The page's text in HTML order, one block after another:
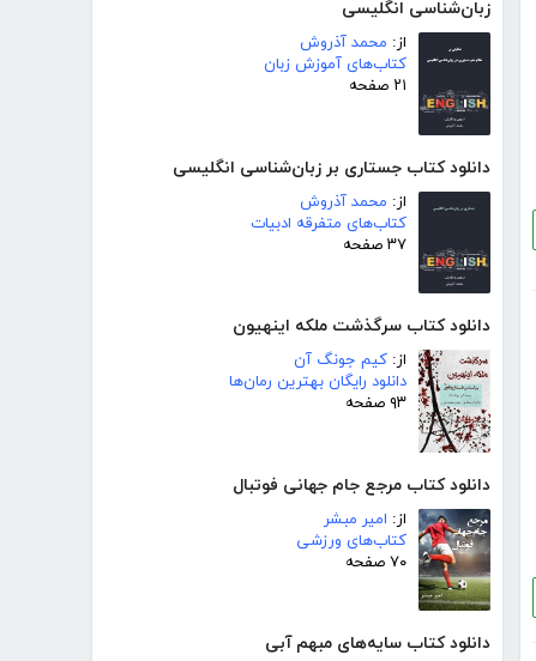
زبان‌شناسی انگلیسی
از: محمد آذروش
کتاب‌های آموزش زبان
۲۱ صفحه
دانلود کتاب جستاری بر زبان‌شناسی انگلیسی
از: محمد آذروش
کتاب‌های متفرقه ادبیات
۳۷ صفحه
دانلود کتاب سرگذشت ملکه اینهیون
از: کیم جونگ آن
دانلود رایگان بهترین رمان‌ها
۹۳ صفحه
دانلود کتاب مرجع جام جهانی فوتبال
از: امیر مبشر
کتاب‌های ورزشی
۷۰ صفحه
دانلود کتاب سایه‌های مبهم آبی